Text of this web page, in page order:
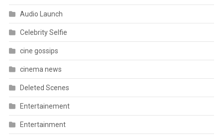
Audio Launch
Celebrity Selfie
cine gossips
cinema news
Deleted Scenes
Entertainement
Entertainment